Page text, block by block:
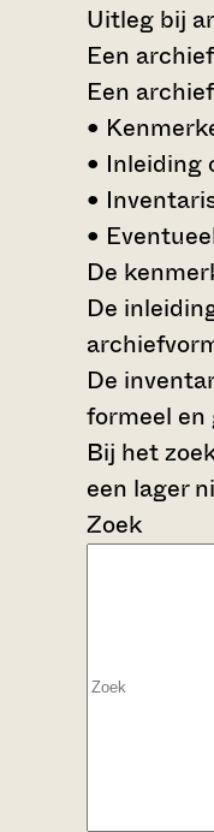
Uitleg bij
Een
Een
•
• Inleiding
•
•
De
De
De
formeel en
Bij het
een lager
Zoek